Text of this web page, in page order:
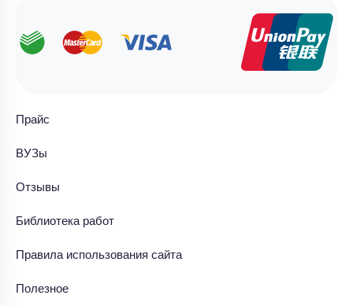
Прайс
ВУЗы
Отзывы
Библиотека работ
Правила использования сайта
Полезное